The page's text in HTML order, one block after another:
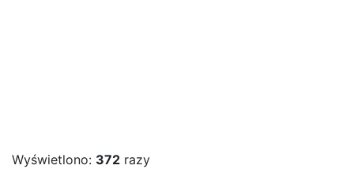
Wyświetlono: 372 razy